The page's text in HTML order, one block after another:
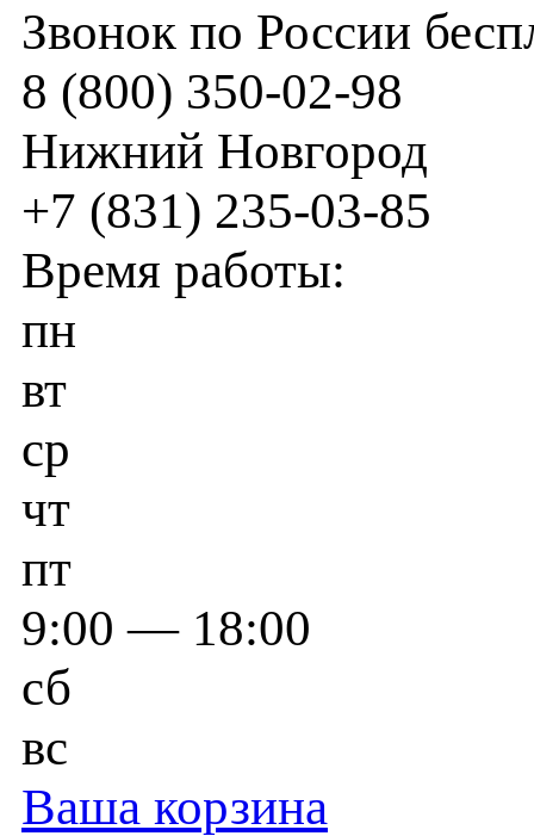
Звонок по России
8 (800) 350-02-98
Нижний Новгород
+7 (831) 235-03-85
Время работы:
пн
вт
ср
чт
пт
9:00 — 18:00
сб
вс
Ваша корзина